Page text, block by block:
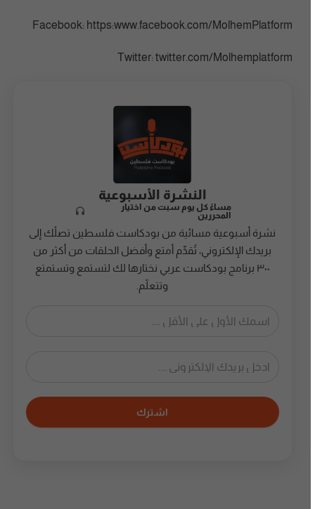
النشرة الأسبوعية
مساءً كل يوم سبت من اختيار
المحررين
نشرة أسبوعية مسائية من بودكاست فلسطين تصلُك إلى
بريدك الإلكتروني، تُقدِّم أمتع وأفضل الحلقات من أكثر من
٣٠٠ برنامج بودكاست عربي نختارها لك لتستمع وتستمتع
وتتعلّم.
اشترك